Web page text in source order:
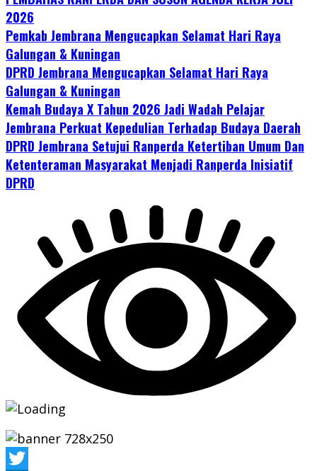
2026
Pemkab Jembrana Mengucapkan Selamat Hari Raya
Galungan & Kuningan
DPRD Jembrana Mengucapkan Selamat Hari Raya
Galungan & Kuningan
Kemah Budaya X Tahun 2026 Jadi Wadah Pelajar
Jembrana Perkuat Kepedulian Terhadap Budaya Daerah
DPRD Jembrana Setujui Ranperda Ketertiban Umum Dan
Ketenteraman Masyarakat Menjadi Ranperda Inisiatif
DPRD